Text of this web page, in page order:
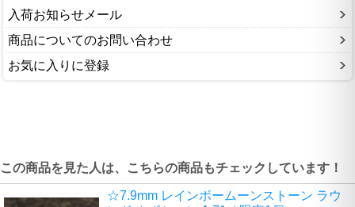
入荷お知らせメール
商品についてのお問い合わせ
お気に入りに登録
この商品を見た人は、こちらの商品もチェックしています！
☆7.9mm レインボームーンストーン ラウ